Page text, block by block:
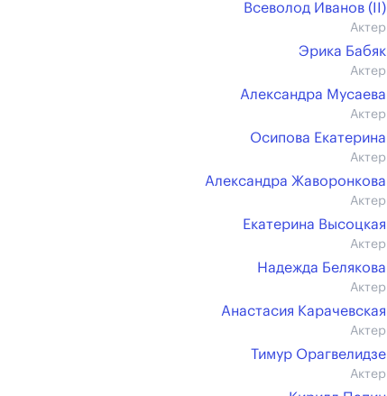
Всеволод Иванов (II)
Актер
Эрика Бабяк
Актер
Александра Мусаева
Актер
Осипова Екатерина
Актер
Александра Жаворонкова
Актер
Екатерина Высоцкая
Актер
Надежда Белякова
Актер
Анастасия Карачевская
Актер
Тимур Орагвелидзе
Актер